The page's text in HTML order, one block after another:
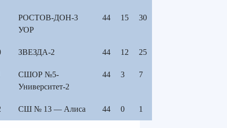
РОСТОВ-ДОН-3
УОР
44 15 30
ЗВЕЗДА-2 44 12 25
СШОР №5-
Университет-2
44 3 7
СШ № 13 — Алиса 44 0 1